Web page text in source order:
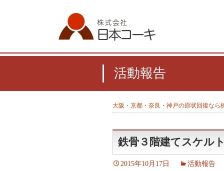
活動報告
大阪・京都・奈良・神戸の原状回復なら
鉄骨３階建てスケル
2015年10月17日 活動報告